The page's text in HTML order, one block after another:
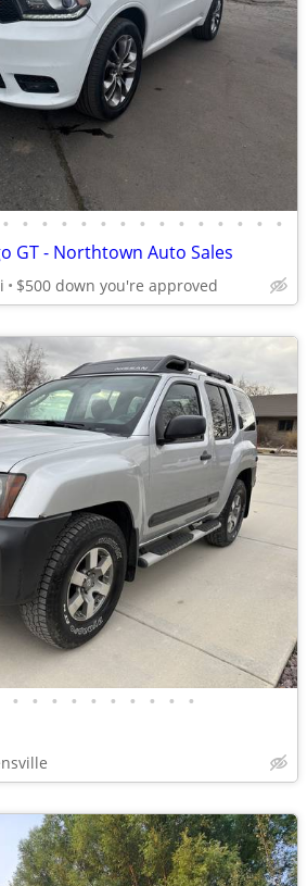
• • • • • • • • • • • • • • •
GT - Northtown Auto Sales
$500 down you're approved
• • • • • • • • • •